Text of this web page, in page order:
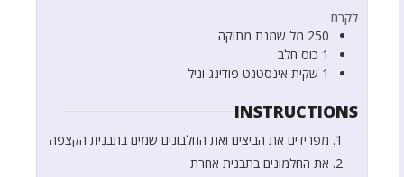
לקרם
250 מל שמנת מתוקה
1 כוס חלב
1 שקית אינסטנט פודינג וניל
INSTRUCTIONS
מפרידים את הביצים ואת החלבונים שמים בתבנית הקצפה
את החלמונים בתבנית אחרת